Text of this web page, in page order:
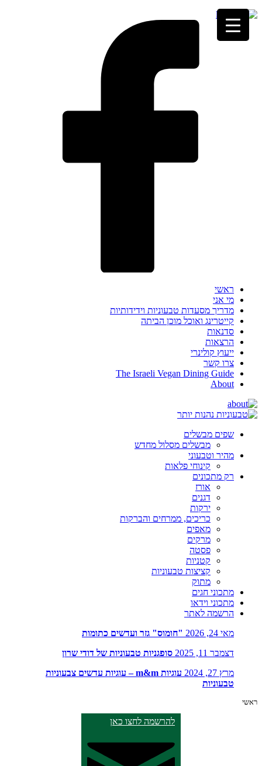
ראשי
מי אני
מדריך מסעדות טבעוניות וידידותיות
קייטרינג ואוכל מוכן הביתה
סדנאות
הרצאות
ייעוץ קולינרי
צרו קשר
The Israeli Vegan Dining Guide
About
שפים מבשלים
מבשלים מסלול מחדש
מהיר וטבעוני
קינוחי פלאות
רק מתכונים
אורז
דגנים
ירקות
כריכים, ממרחים והברקות
מאפים
מרקים
פסטה
קטניות
קציצות טבעוניות
מתוק
מתכוני חגים
מתכוני וידאו
הרשמה לאתר
מאי 24, 2026
"חומוס" גזר ועדשים כתומות
דצמבר 11, 2025
סופגניות טבעוניות של דודי שרון
מרץ 27, 2024
עוגיות m&m – עוגיות עדשים צבעוניות
טבעוניות
ראשי
להרשמה לחצו כאן